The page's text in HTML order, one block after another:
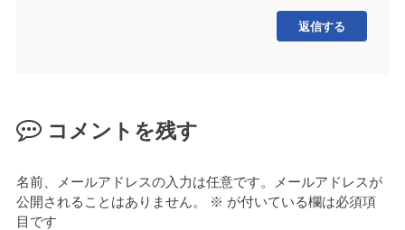
返信する
コメントを残す
名前、メールアドレスの入力は任意です。メールアドレスが
公開されることはありません。
※ が付いている欄は必須項
目です